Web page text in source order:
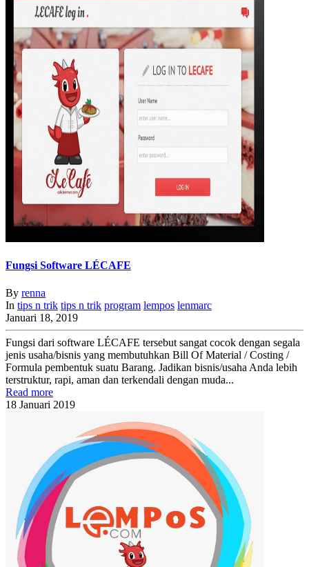
Fungsi Software LÉCAFE
By renna
In tips n trik tips n trik program lempos lenmarc
Januari 18, 2019
Fungsi dari software LÉCAFE tersebut sangat cocok dengan segala
jenis usaha/bisnis yang membutuhkan Bill Of Material / Costing /
Formula pembentuk suatu Barang. Jadikan bisnis/usaha Anda lebih
terstruktur, rapi, aman dan terkendali dengan muda...
Read more
18 Januari 2019